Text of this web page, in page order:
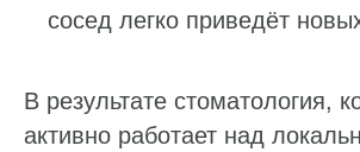
сосед легко приведёт
В результате стоматология,
активно работает над